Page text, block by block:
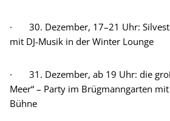
· 30. Dezember, 17–21 Uhr:
mit DJ-Musik in der Winter Lounge
· 31. Dezember, ab 19 Uhr: die
Meer“ – Party im Brügmanngarten
Bühne